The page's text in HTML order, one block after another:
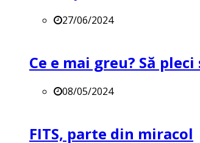
27/06/2024
Ce e mai greu? Să
08/05/2024
FITS, parte din miracol